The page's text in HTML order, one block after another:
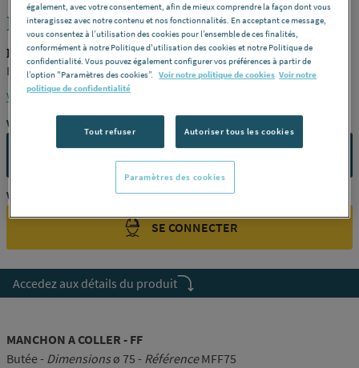
MANCHON A COLLER - FF
FIRST PLAST MFF75
Butée -Dimensionsø 75 -RéférenceMFF75
Voir la description complète
Vous avez un projet ?
Vous êtes un professionnel ?
SE CONNECTER
Accedez aux détails du produit
MANCHON A COLLER - FF
Butée - Dimensions ø 75 - RéférenceMFF75
également, avec votre consentement, afin de mieux comprendre la façon dont vous
interagissez avec notre contenu et nos fonctionnalités. En acceptant ce message,
vous consentez à l’utilisation des cookies pour l’ensemble de ces finalités,
conformément à notre Politique d'utilisation des cookies et notre Politique de
confidentialité. Vous pouvez également configurer vos préférences à partir de
l’option "Paramètres des cookies”. Voir notre politique de cookies Voir notre
politique de confidentialité
Tout refuser Autoriser tous les cookies
Paramètres des cookies